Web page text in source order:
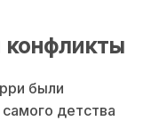
конфликты
были
детства